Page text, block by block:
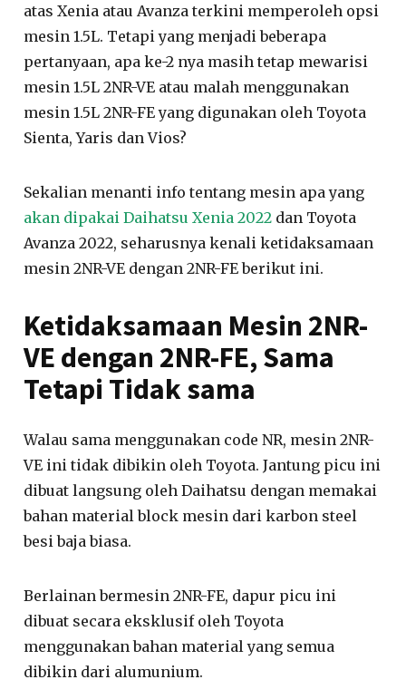
atas Xenia atau Avanza terkini memperoleh opsi
mesin 1.5L. Tetapi yang menjadi beberapa
pertanyaan, apa ke-2 nya masih tetap mewarisi
mesin 1.5L 2NR-VE atau malah menggunakan
mesin 1.5L 2NR-FE yang digunakan oleh Toyota
Sienta, Yaris dan Vios?
Sekalian menanti info tentang mesin apa yang
akan dipakai Daihatsu Xenia 2022 dan Toyota
Avanza 2022, seharusnya kenali ketidaksamaan
mesin 2NR-VE dengan 2NR-FE berikut ini.
Ketidaksamaan Mesin 2NR-
VE dengan 2NR-FE, Sama
Tetapi Tidak sama
Walau sama menggunakan code NR, mesin 2NR-
VE ini tidak dibikin oleh Toyota. Jantung picu ini
dibuat langsung oleh Daihatsu dengan memakai
bahan material block mesin dari karbon steel
besi baja biasa.
Berlainan bermesin 2NR-FE, dapur picu ini
dibuat secara eksklusif oleh Toyota
menggunakan bahan material yang semua
dibikin dari alumunium.